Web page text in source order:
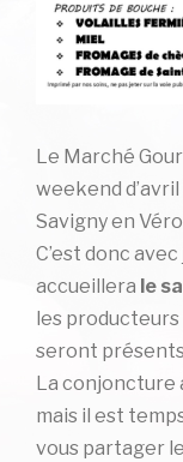
Le Marché
weekend d’avril
Savigny en
C’est donc
accueillera le
les
seront
La conjoncture
mais il est
vous partager